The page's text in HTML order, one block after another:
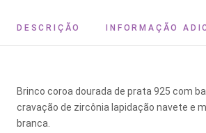
DESCRIÇÃO INFORMAÇÃO
Brinco coroa dourada de prata 925 com
cravação de zircônia lapidação navete e
branca.